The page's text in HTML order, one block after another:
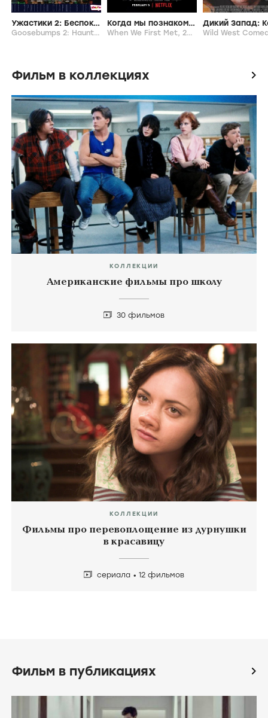
Ужастики 2: Беспокойный Хеллоуин
Goosebumps 2: Haunted Halloween, 2018
Когда мы познакомились
When We First Met, 2017
Фильм в коллекциях icon
КОЛЛЕКЦИИ
Американские фильмы про школу
30 фильмов
КОЛЛЕКЦИИ
Фильмы про перевоплощение из дурнушки
в красавицу
сериала 12 фильмов
Фильм в публикациях icon